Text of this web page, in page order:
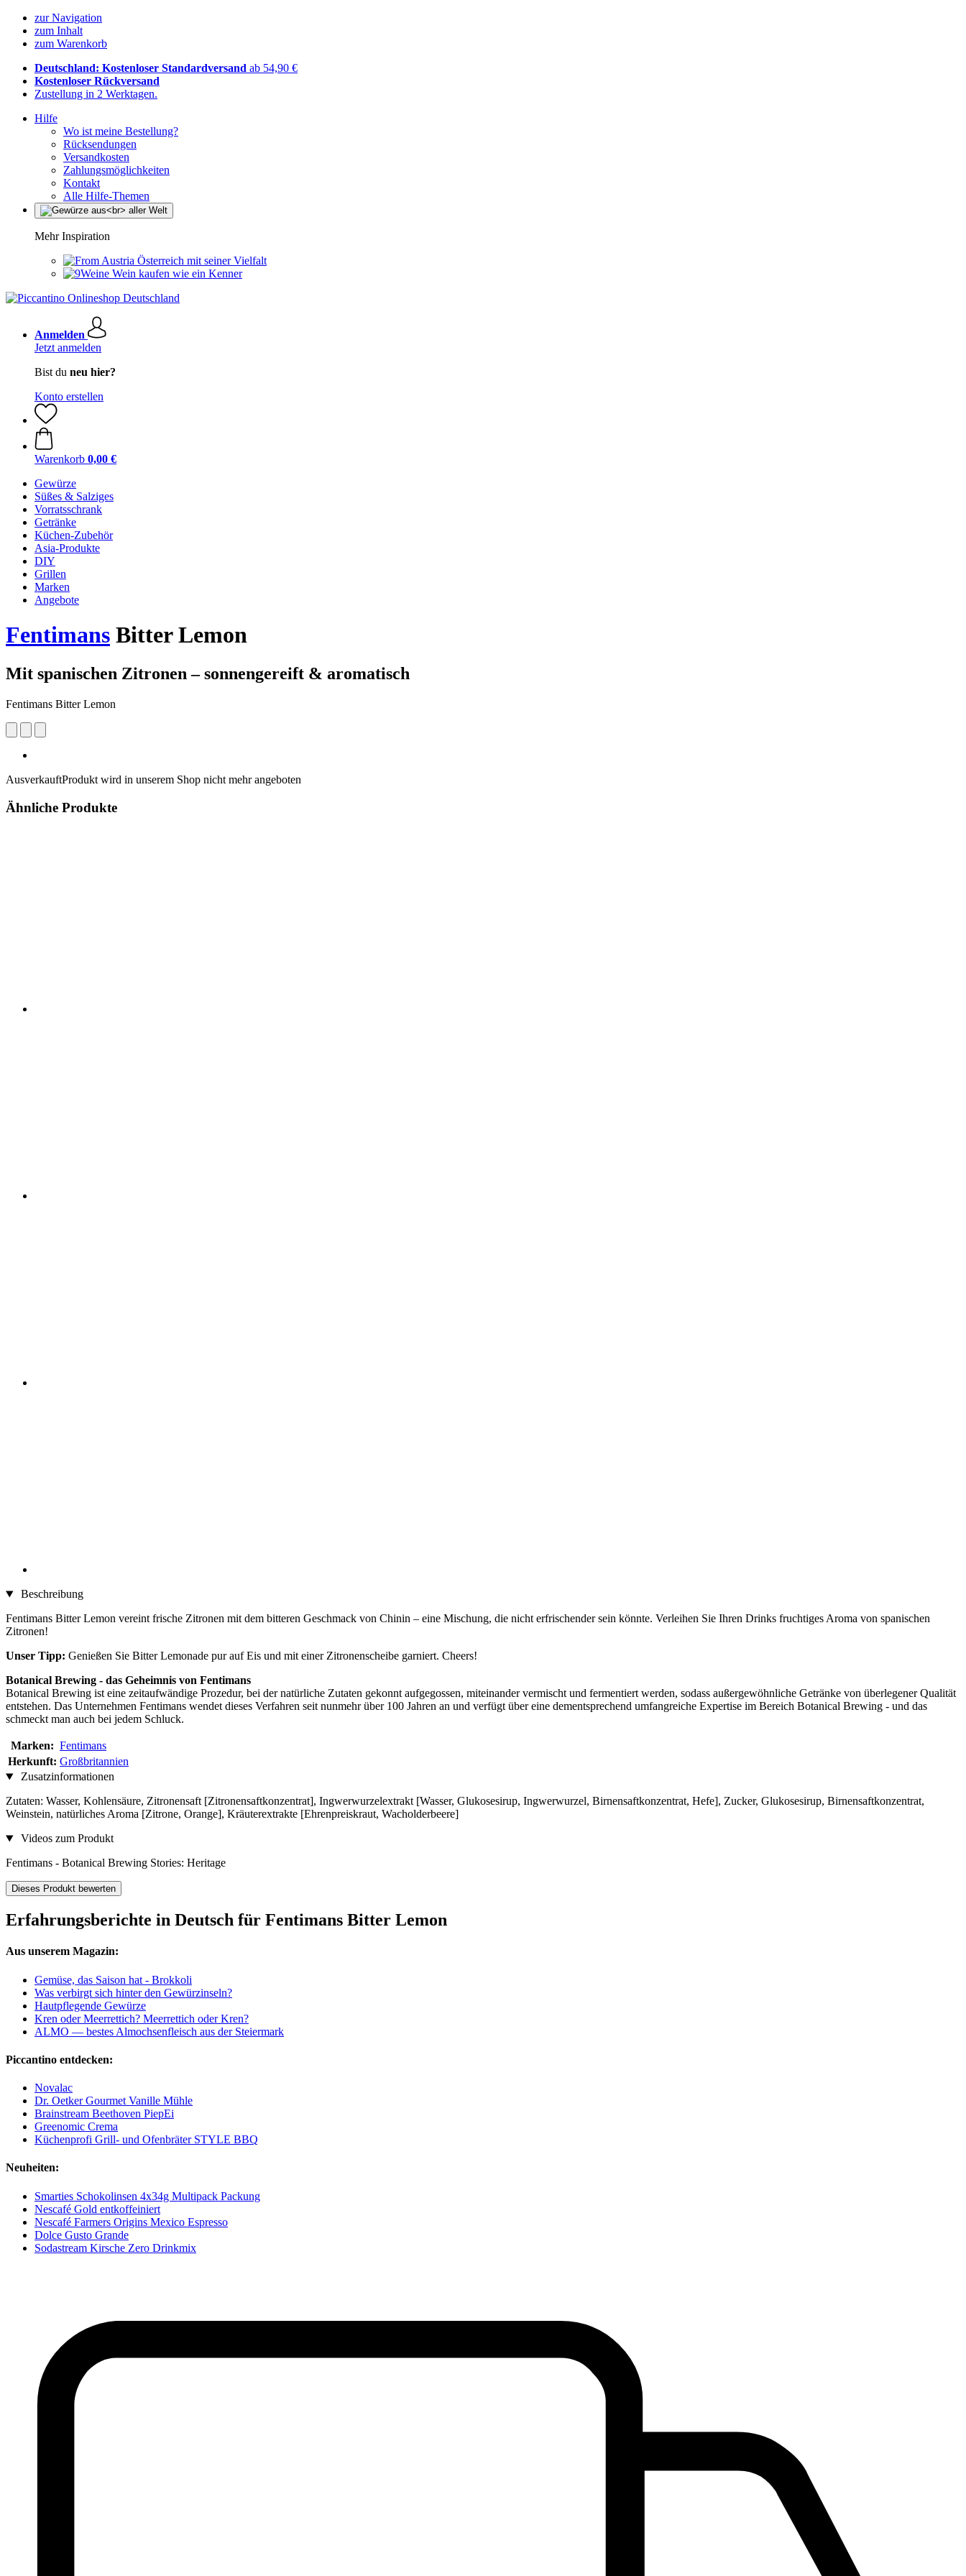
zur Navigation
zum Inhalt
zum Warenkorb
Deutschland: Kostenloser Standardversand ab 54,90 €
Kostenloser Rückversand
Zustellung in 2 Werktagen.
Hilfe
Wo ist meine Bestellung?
Rücksendungen
Versandkosten
Zahlungsmöglichkeiten
Kontakt
Alle Hilfe-Themen
Mehr Inspiration
Österreich mit seiner Vielfalt
Wein kaufen wie ein Kenner
Anmelden
Jetzt anmelden
Bist du neu hier?
Konto erstellen
Warenkorb 0,00 €
Gewürze
Süßes & Salziges
Vorratsschrank
Getränke
Küchen-Zubehör
Asia-Produkte
DIY
Grillen
Marken
Angebote
Fentimans Bitter Lemon
Mit spanischen Zitronen – sonnengereift & aromatisch
Fentimans Bitter Lemon
AusverkauftProdukt wird in unserem Shop nicht mehr angeboten
Ähnliche Produkte
Beschreibung
Fentimans Bitter Lemon vereint frische Zitronen mit dem bitteren Geschmack von Chinin – eine Mischung, die nicht erfrischender sein könnte. Verleihen Sie Ihren Drinks fruchtiges Aroma von spanischen
Zitronen!
Unser Tipp: Genießen Sie Bitter Lemonade pur auf Eis und mit einer Zitronenscheibe garniert. Cheers!
Botanical Brewing - das Geheimnis von Fentimans
Botanical Brewing ist eine zeitaufwändige Prozedur, bei der natürliche Zutaten gekonnt aufgegossen, miteinander vermischt und fermentiert werden, sodass außergewöhnliche Getränke von überlegener Qualität
entstehen. Das Unternehmen Fentimans wendet dieses Verfahren seit nunmehr über 100 Jahren an und verfügt über eine dementsprechend umfangreiche Expertise im Bereich Botanical Brewing - und das
schmeckt man auch bei jedem Schluck.
Marken: Fentimans
Herkunft: Großbritannien
Zusatzinformationen
Zutaten: Wasser, Kohlensäure, Zitronensaft [Zitronensaftkonzentrat], Ingwerwurzelextrakt [Wasser, Glukosesirup, Ingwerwurzel, Birnensaftkonzentrat, Hefe], Zucker, Glukosesirup, Birnensaftkonzentrat,
Weinstein, natürliches Aroma [Zitrone, Orange], Kräuterextrakte [Ehrenpreiskraut, Wacholderbeere]
Videos zum Produkt
Fentimans - Botanical Brewing Stories: Heritage
Dieses Produkt bewerten
Erfahrungsberichte in Deutsch für Fentimans Bitter Lemon
Aus unserem Magazin:
Gemüse, das Saison hat - Brokkoli
Was verbirgt sich hinter den Gewürzinseln?
Hautpflegende Gewürze
Kren oder Meerrettich? Meerrettich oder Kren?
ALMO — bestes Almochsenfleisch aus der Steiermark
Piccantino entdecken:
Novalac
Dr. Oetker Gourmet Vanille Mühle
Brainstream Beethoven PiepEi
Greenomic Crema
Küchenprofi Grill- und Ofenbräter STYLE BBQ
Neuheiten:
Smarties Schokolinsen 4x34g Multipack Packung
Nescafé Gold entkoffeiniert
Nescafé Farmers Origins Mexico Espresso
Dolce Gusto Grande
Sodastream Kirsche Zero Drinkmix